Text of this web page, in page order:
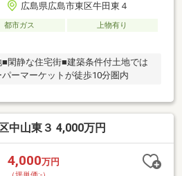
広島県広島市東区牛田東４
都市ガス
上物有り
閑静な住宅街■建築条件付土地では
ーマーケットが徒歩10分圏内
中山東３ 4,000万円
4,000万円